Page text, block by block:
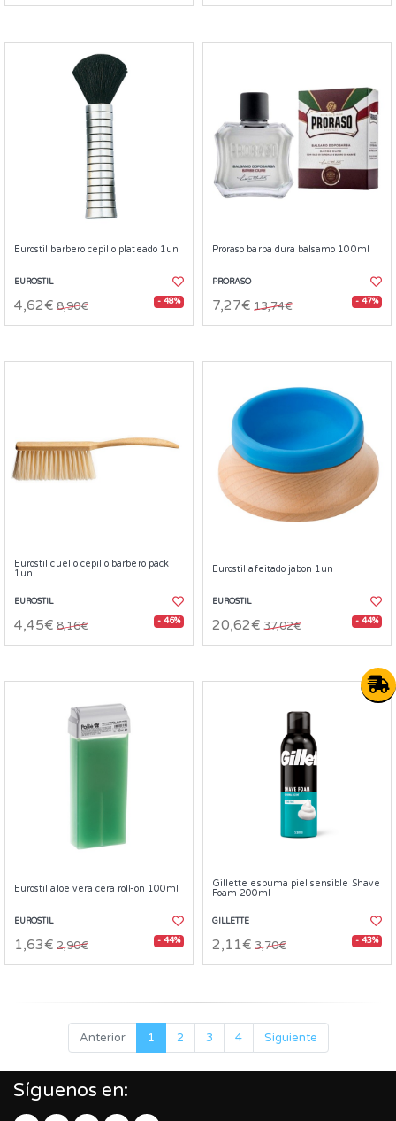
Eurostil barbero cepillo plateado 1un
EUROSTIL
4,62€ 8,90€ - 48%
Proraso barba dura balsamo 100ml
PRORASO
7,27€ 13,74€ - 47%
Eurostil cuello cepillo barbero pack
1un
EUROSTIL
4,45€ 8,16€ - 46%
Eurostil afeitado jabon 1un
EUROSTIL
20,62€ 37,02€ - 44%
Eurostil aloe vera cera roll-on 100ml
EUROSTIL
1,63€ 2,90€ - 44%
Gillette espuma piel sensible Shave
Foam 200ml
GILLETTE
2,11€ 3,70€ - 43%
Anterior 1 2 3 4 Siguiente
Síguenos en: